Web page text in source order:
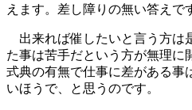
えます。差し障りの無い答えで
出来れば催したいと言う方は
た事は苦手だという方が無理に
式典の有無で仕事に差がある事
いほうで、と思うのです。